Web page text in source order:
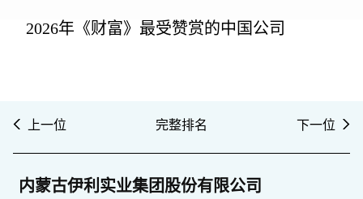
2026年《财富》最受赞赏的中国公司
上一位 完整排名 下一位
内蒙古伊利实业集团股份有限公司